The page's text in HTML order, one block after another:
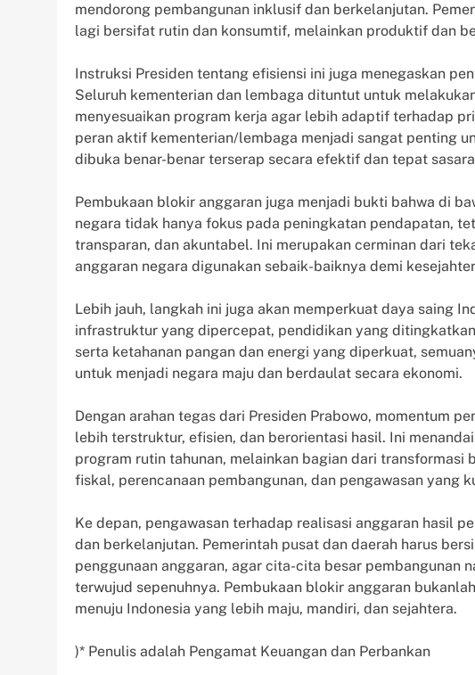
mendorong pembangunan inklusif dan berkelanjutan.
lagi bersifat rutin dan konsumtif, melainkan produktif dan
Instruksi Presiden tentang efisiensi ini juga menegaskan
Seluruh kementerian dan lembaga dituntut untuk
menyesuaikan program kerja agar lebih adaptif terhadap
peran aktif kementerian/lembaga menjadi sangat penting
dibuka benar-benar terserap secara efektif dan tepat
Pembukaan blokir anggaran juga menjadi bukti bahwa di
negara tidak hanya fokus pada peningkatan pendapatan,
transparan, dan akuntabel. Ini merupakan cerminan dari
anggaran negara digunakan sebaik-baiknya demi
Lebih jauh, langkah ini juga akan memperkuat daya saing
infrastruktur yang dipercepat, pendidikan yang
serta ketahanan pangan dan energi yang diperkuat,
untuk menjadi negara maju dan berdaulat secara ekonomi.
Dengan arahan tegas dari Presiden Prabowo, momentum
lebih terstruktur, efisien, dan berorientasi hasil. Ini
program rutin tahunan, melainkan bagian dari transformasi
fiskal, perencanaan pembangunan, dan pengawasan yang
Ke depan, pengawasan terhadap realisasi anggaran hasil
dan berkelanjutan. Pemerintah pusat dan daerah harus
penggunaan anggaran, agar cita-cita besar pembangunan
terwujud sepenuhnya. Pembukaan blokir anggaran
menuju Indonesia yang lebih maju, mandiri, dan sejahtera.
)* Penulis adalah Pengamat Keuangan dan Perbankan